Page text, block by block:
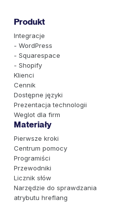
Produkt
Integracje
- WordPress
- Squarespace
- Shopify
Klienci
Cennik
Dostępne języki
Prezentacja technologii
Weglot dla firm
Materiały
Pierwsze kroki
Centrum pomocy
Programiści
Przewodniki
Licznik słów
Narzędzie do sprawdzania
atrybutu hreflang